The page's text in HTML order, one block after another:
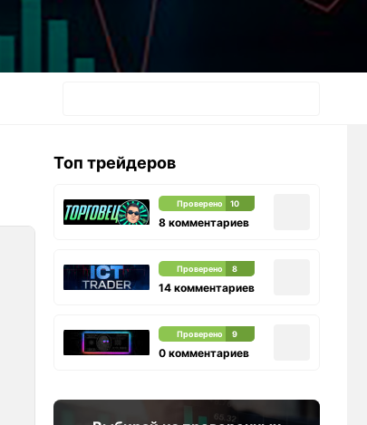
Топ трейдеров
Проверено 10
8 комментариев
Проверено 8
14 комментариев
Проверено 9
0 комментариев